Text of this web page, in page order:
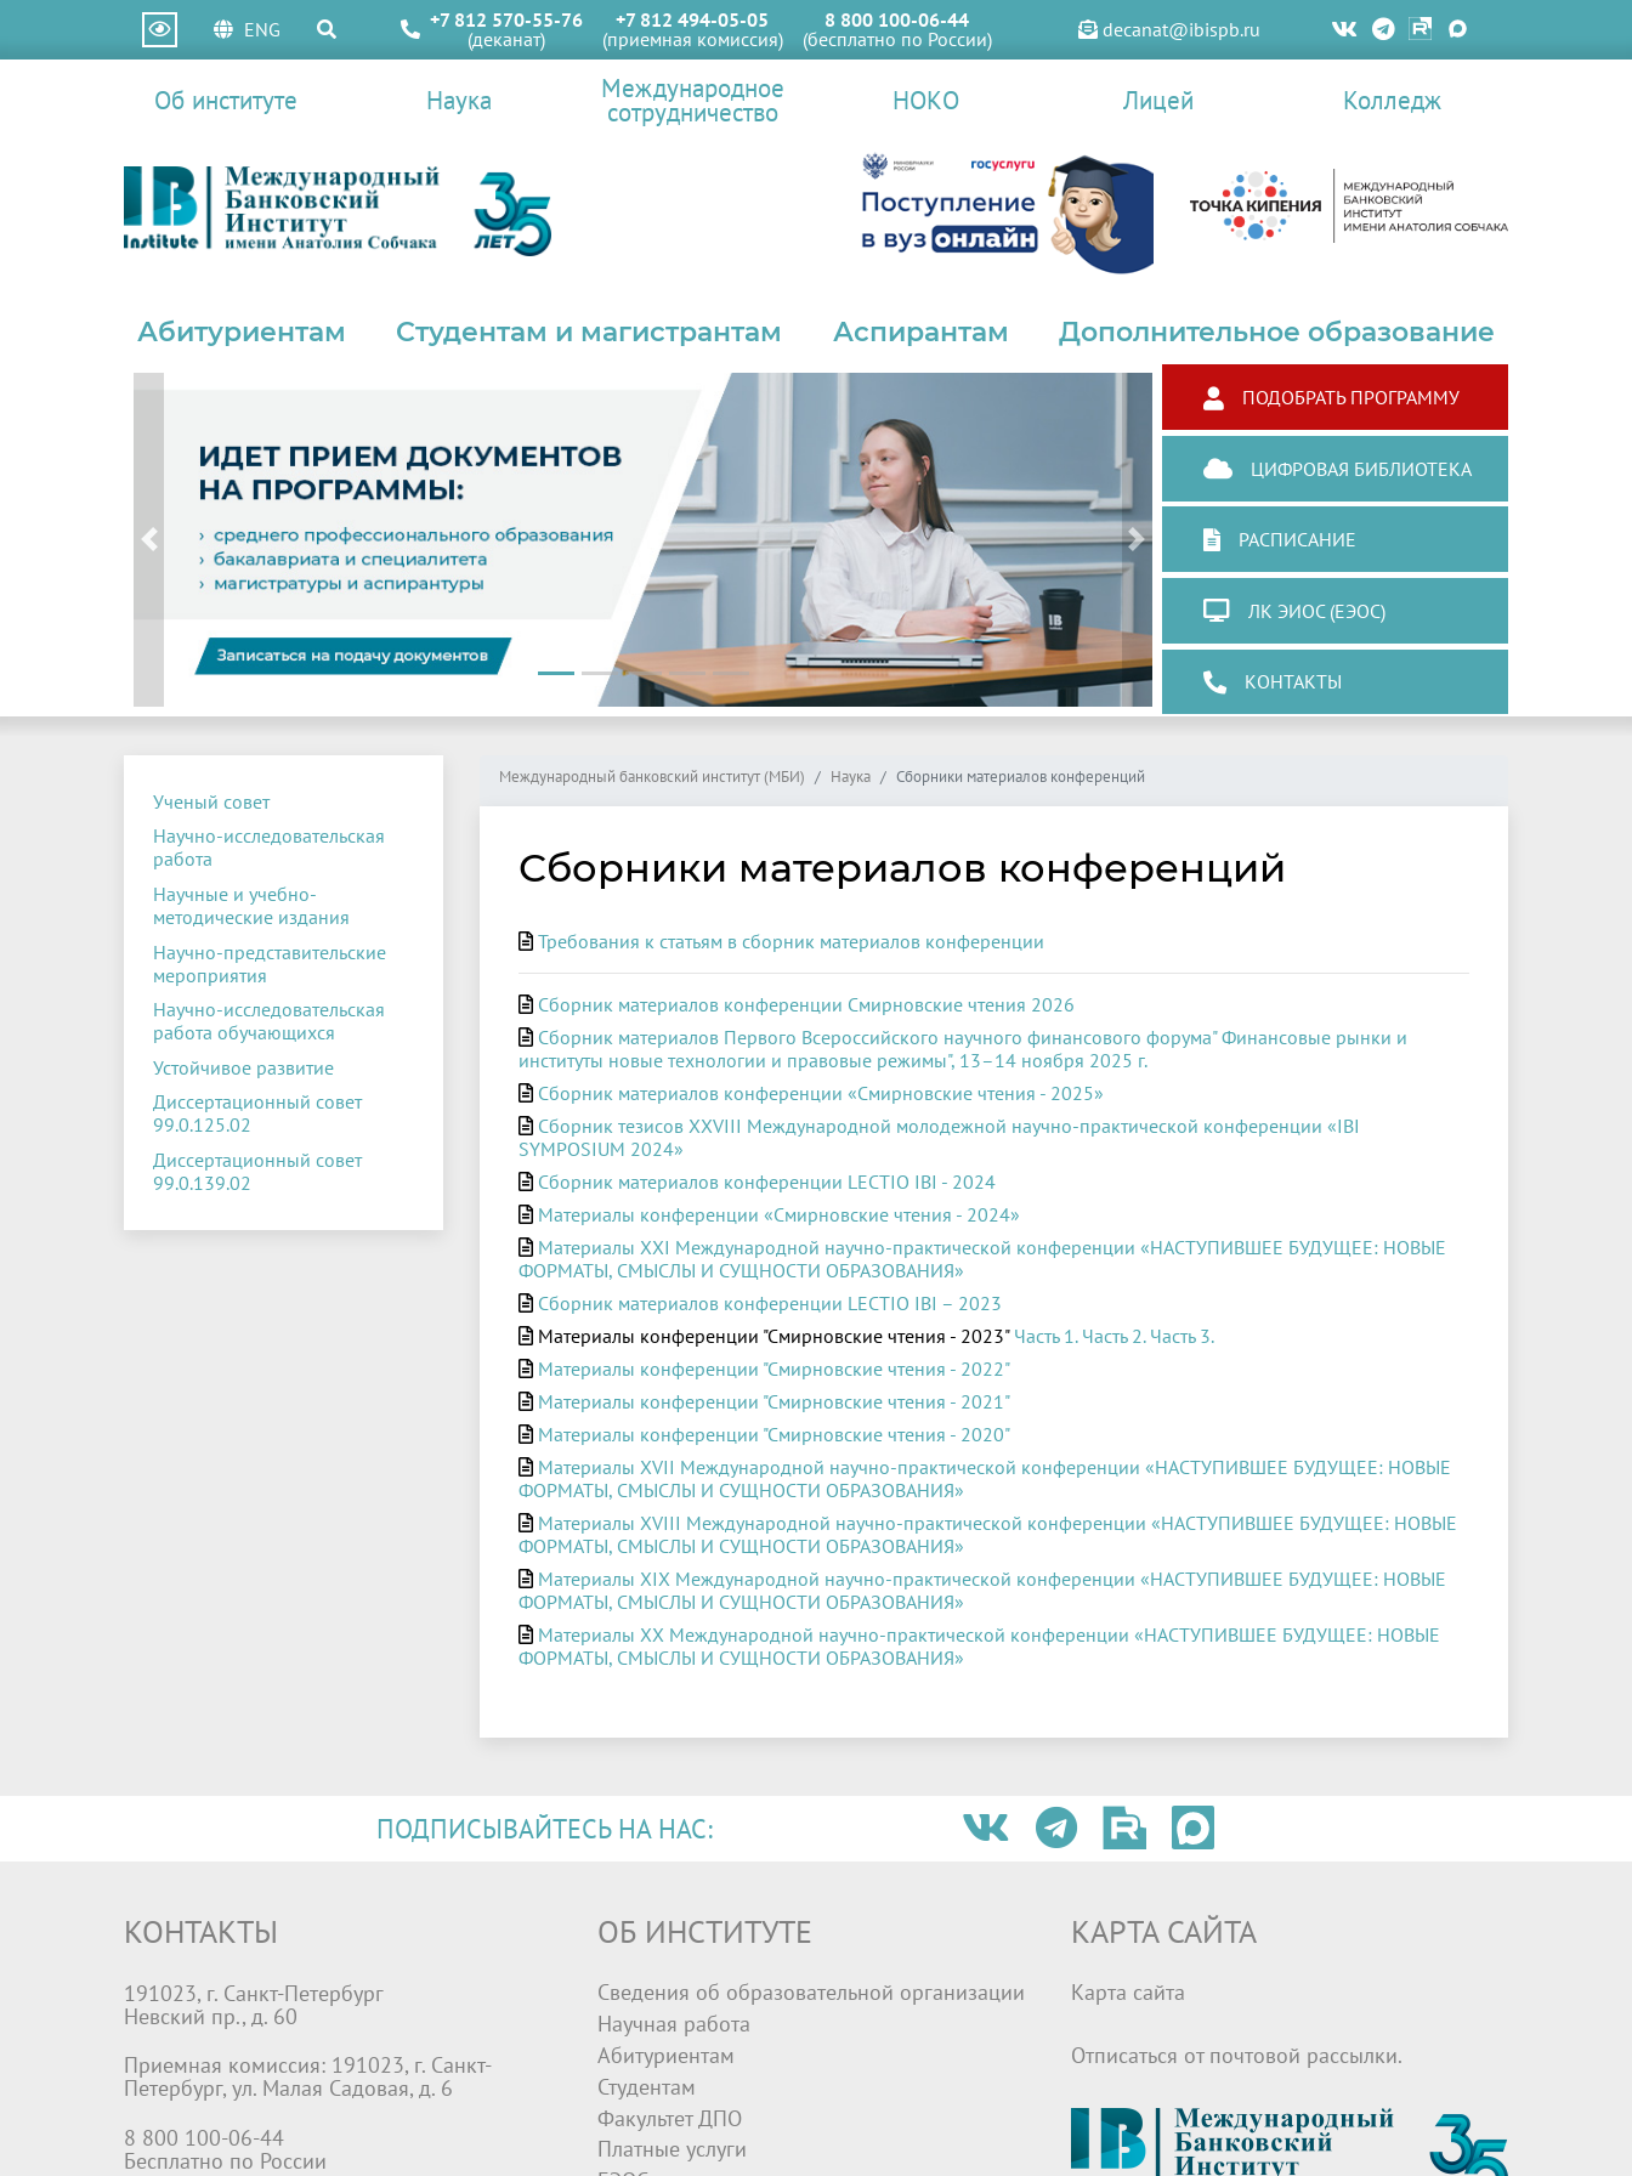
ENG
+7 812 570-55-76
(деканат)
+7 812 494-05-05
(приемная комиссия)
8 800 100-06-44
(бесплатно по России)
decanat@ibispb.ru
Об институте Наука Международное
сотрудничество НОКО Лицей Колледж
Абитуриентам Студентам и магистрантам Аспирантам Дополнительное образование
Previous Next
ПОДОБРАТЬ ПРОГРАММУ
ЦИФРОВАЯ БИБЛИОТЕКА
РАСПИСАНИЕ
ЛК ЭИОС (ЕЭОС)
КОНТАКТЫ
Ученый совет
Научно-исследовательская
работа
Научные и учебно-
методические издания
Научно-представительские
мероприятия
Научно-исследовательская
работа обучающихся
Устойчивое развитие
Диссертационный совет
99.0.125.02
Диссертационный совет
99.0.139.02
Международный банковский институт (МБИ) Наука Сборники материалов конференций
Сборники материалов конференций
Требования к статьям в сборник материалов конференции
Сборник материалов конференции Смирновские чтения 2026
Сборник материалов Первого Всероссийского научного финансового форума" Финансовые рынки и
институты новые технологии и правовые режимы", 13–14 ноября 2025 г.
Сборник материалов конференции «Смирновские чтения - 2025»
Сборник тезисов XXVIII Международной молодежной научно-практической конференции «IBI
SYMPOSIUM 2024»
Сборник материалов конференции LECTIO IBI - 2024
Материалы конференции «Смирновские чтения - 2024»
Материалы XXI Международной научно-практической конференции «НАСТУПИВШЕЕ БУДУЩЕЕ: НОВЫЕ
ФОРМАТЫ, СМЫСЛЫ И СУЩНОСТИ ОБРАЗОВАНИЯ»
Сборник материалов конференции LECTIO IBI – 2023
Материалы конференции "Смирновские чтения - 2023" Часть 1. Часть 2. Часть 3.
Материалы конференции "Смирновские чтения - 2022"
Материалы конференции "Смирновские чтения - 2021"
Материалы конференции "Смирновские чтения - 2020"
Материалы XVII Международной научно-практической конференции «НАСТУПИВШЕЕ БУДУЩЕЕ: НОВЫЕ
ФОРМАТЫ, СМЫСЛЫ И СУЩНОСТИ ОБРАЗОВАНИЯ»
Материалы XVIII Международной научно-практической конференции «НАСТУПИВШЕЕ БУДУЩЕЕ: НОВЫЕ
ФОРМАТЫ, СМЫСЛЫ И СУЩНОСТИ ОБРАЗОВАНИЯ»
Материалы XIX Международной научно-практической конференции «НАСТУПИВШЕЕ БУДУЩЕЕ: НОВЫЕ
ФОРМАТЫ, СМЫСЛЫ И СУЩНОСТИ ОБРАЗОВАНИЯ»
Материалы XX Международной научно-практической конференции «НАСТУПИВШЕЕ БУДУЩЕЕ: НОВЫЕ
ФОРМАТЫ, СМЫСЛЫ И СУЩНОСТИ ОБРАЗОВАНИЯ»
ПОДПИСЫВАЙТЕСЬ НА НАС:
КОНТАКТЫ
191023, г. Санкт-Петербург
Невский пр., д. 60
Приемная комиссия: 191023, г. Санкт-
Петербург, ул. Малая Садовая, д. 6
8 800 100-06-44
Бесплатно по России
ОБ ИНСТИТУТЕ
Сведения об образовательной организации
Научная работа
Абитуриентам
Студентам
Факультет ДПО
Платные услуги
КАРТА САЙТА
Карта сайта
Отписаться от почтовой рассылки.